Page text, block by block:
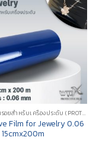
ฟิล์มป้องกันรอยสำหรับเครื่องประดับ (PROTECTIVE FILM FOR JEWELRY)
Film for Jewelry 0.06